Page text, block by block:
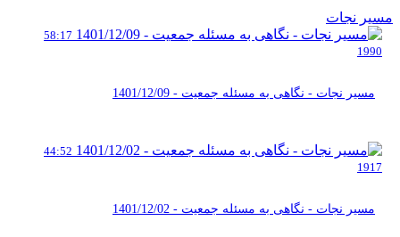
مسیر نجات
58:17
1990
مسیر نجات - نگاهی به مسئله جمعیت - 1401/12/09
44:52
1917
مسیر نجات - نگاهی به مسئله جمعیت - 1401/12/02